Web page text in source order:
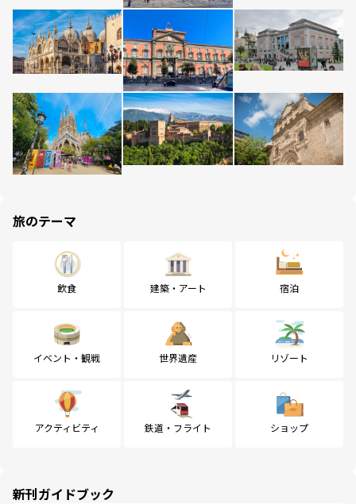
旅のテーマ
飲食 建築・アート 宿泊
イベント・観戦 世界遺産 リゾート
アクティビティ 鉄道・フライト ショップ
新刊ガイドブック